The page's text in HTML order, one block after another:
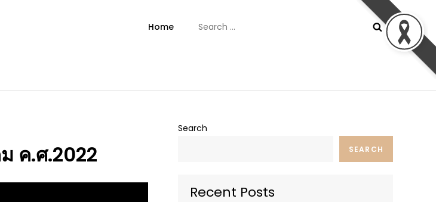
Home
for:
ค.ศ.2022
Search
SEARCH
Recent Posts